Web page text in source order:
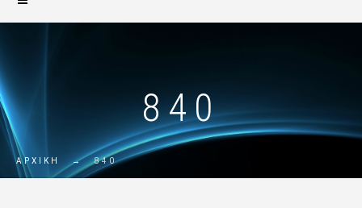
840
ΑΡΧΙΚΗ → 840